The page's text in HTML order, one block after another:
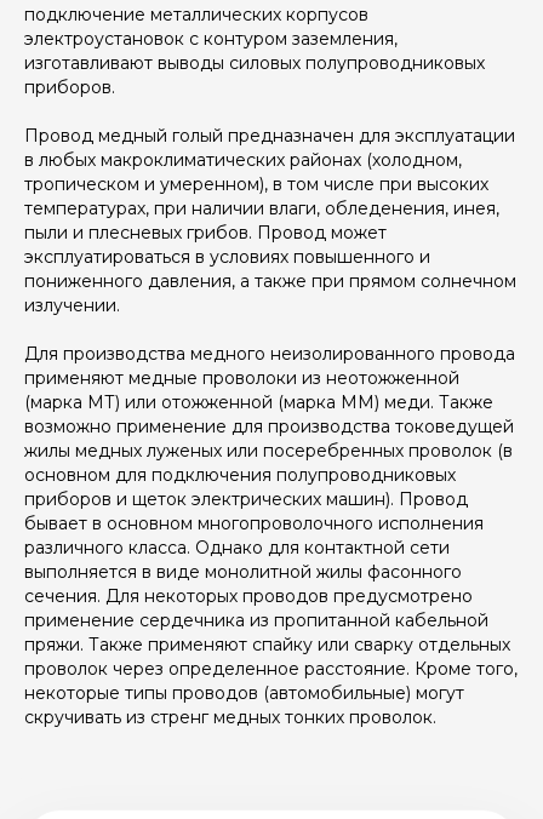
подключение металлических корпусов
электроустановок с контуром заземления,
изготавливают выводы силовых полупроводниковых
приборов.
Провод медный голый предназначен для эксплуатации
в любых макроклиматических районах (холодном,
тропическом и умеренном), в том числе при высоких
температурах, при наличии влаги, обледенения, инея,
пыли и плесневых грибов. Провод может
эксплуатироваться в условиях повышенного и
пониженного давления, а также при прямом солнечном
излучении.
Для производства медного неизолированного провода
применяют медные проволоки из неотожженной
(марка МТ) или отожженной (марка ММ) меди. Также
возможно применение для производства токоведущей
жилы медных луженых или посеребренных проволок (в
основном для подключения полупроводниковых
приборов и щеток электрических машин). Провод
бывает в основном многопроволочного исполнения
различного класса. Однако для контактной сети
выполняется в виде монолитной жилы фасонного
сечения. Для некоторых проводов предусмотрено
применение сердечника из пропитанной кабельной
пряжи. Также применяют спайку или сварку отдельных
проволок через определенное расстояние. Кроме того,
некоторые типы проводов (автомобильные) могут
скручивать из стренг медных тонких проволок.
Сертификаты
Компания является дилером ООО
«Холдинг Кабельный Альянс»Открыть
сертификат
сертификат ➔
Сертификат соответствия ЕАС
Открыть сертификат ➔
Свидетельство о квалификации ЭКБ
Открыть сертификат➔